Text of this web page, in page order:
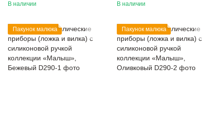
В наличии В наличии
Пакунок малюка Пакунок малюка